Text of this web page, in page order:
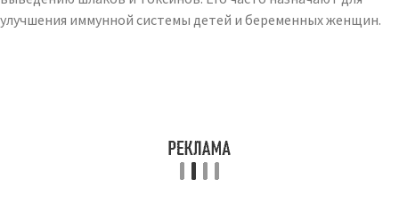
улучшения иммунной системы детей и беременных женщин.